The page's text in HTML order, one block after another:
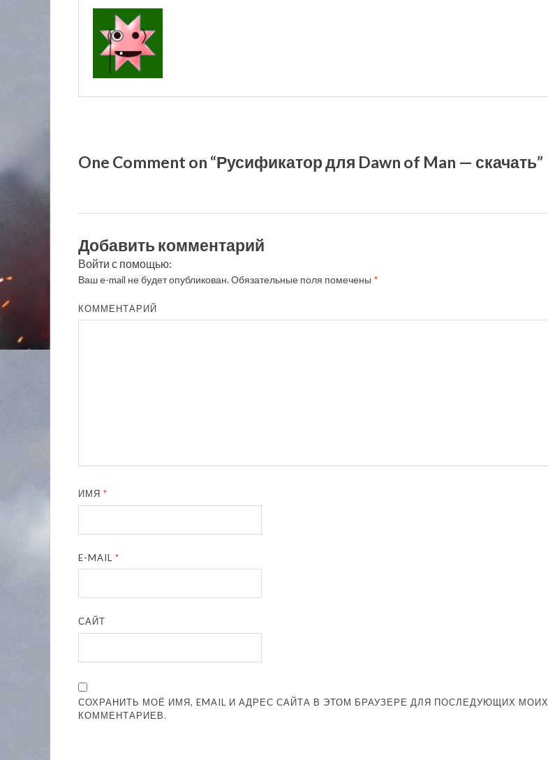
One Comment on “Русификатор для Dawn of Man — скачать”
Добавить комментарий
Войти с помощью:
Ваш e-mail не будет опубликован.Обязательные поля помечены *
КОММЕНТАРИЙ
ИМЯ*
E-MAIL*
САЙТ
СОХРАНИТЬ МОЁ ИМЯ, EMAIL И АДРЕС САЙТА В ЭТОМ БРАУЗЕРЕ ДЛЯ ПОСЛЕДУЮЩИХ МОИХ
КОММЕНТАРИЕВ.